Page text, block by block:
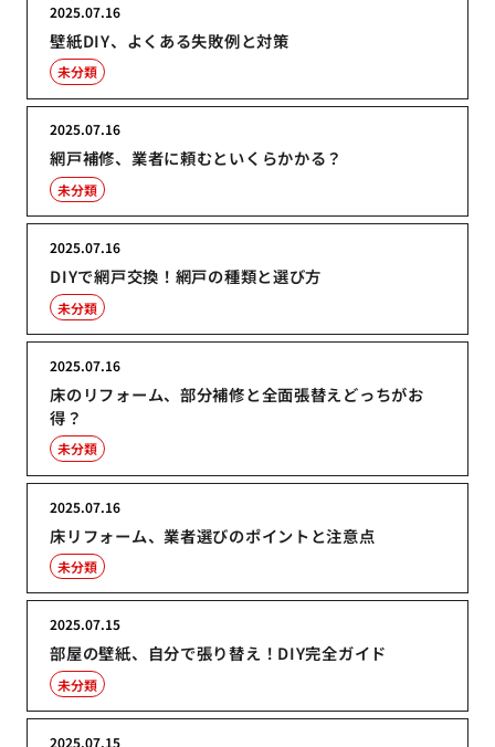
壁紙DIY、よくある失敗例と対策
2025.07.16
未分類
網戸補修、業者に頼むといくらかかる？
2025.07.16
未分類
DIYで網戸交換！網戸の種類と選び方
2025.07.16
未分類
床のリフォーム、部分補修と全面張替えどっちがお
得？
2025.07.16
未分類
床リフォーム、業者選びのポイントと注意点
2025.07.16
未分類
部屋の壁紙、自分で張り替え！DIY完全ガイド
2025.07.15
未分類
2025.07.15